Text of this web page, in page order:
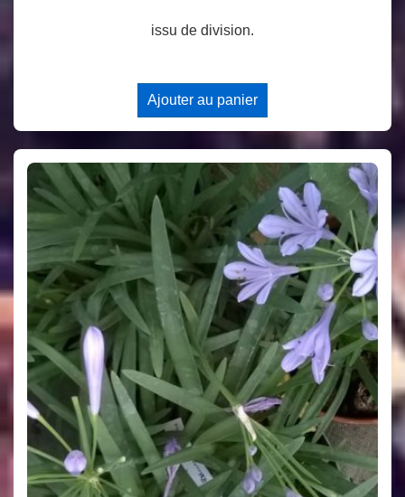
issu de division.
Ajouter au panier